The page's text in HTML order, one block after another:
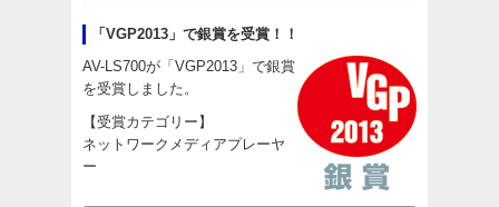
「VGP2013」で銀賞を受賞！！
AV-LS700が「VGP2013」で銀賞
を受賞しました。
【受賞カテゴリー】
ネットワークメディアプレーヤ
ー